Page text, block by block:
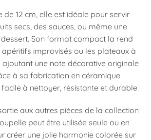
de 12 cm, elle est idéale pour servir
secs, des sauces, ou même une
Son format compact la rend
improvisés ou les plateaux à
une note décorative originale
à sa fabrication en céramique
à nettoyer, résistante et durable.
aux autres pièces de la collection
peut être utilisée seule ou en
créer une jolie harmonie colorée sur